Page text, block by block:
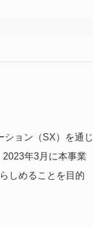
ション（SX）を通じ
年3月に本事業
しめることを目的